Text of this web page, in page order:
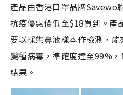
產品由香港口罩品牌Savewo
抗疫優惠價低至$18買到。產
要以採集鼻液樣本作檢測，
變種病毒，準確度達至99%
結果。